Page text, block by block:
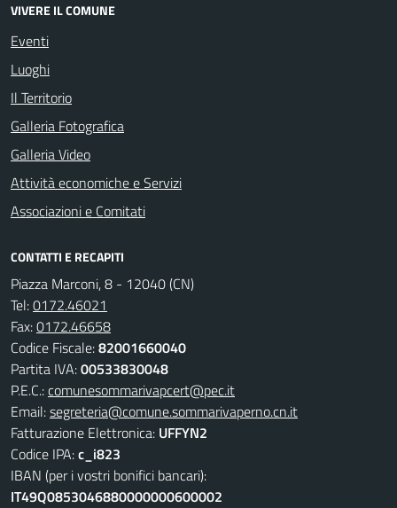
VIVERE IL COMUNE
Eventi
Luoghi
Il Territorio
Galleria Fotografica
Galleria Video
Attività economiche e Servizi
Associazioni e Comitati
CONTATTI E RECAPITI
Piazza Marconi, 8 - 12040 (CN)
Tel:0172.46021
Fax:0172.46658
Codice Fiscale:82001660040
Partita IVA:00533830048
P.E.C.:comunesommarivapcert@pec.it
Email:segreteria@comune.sommarivaperno.cn.it
Fatturazione Elettronica: UFFYN2
Codice IPA:c_i823
IBAN (per i vostri bonifici bancari):
IT49Q0853046880000000600002